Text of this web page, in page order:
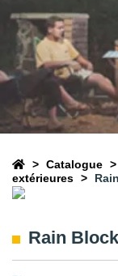
Catalogue
extérieures
Rain